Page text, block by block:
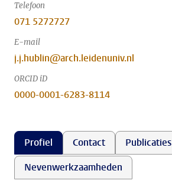
Telefoon
071 5272727
E-mail
j.j.hublin@arch.leidenuniv.nl
ORCID iD
0000-0001-6283-8114
Profiel Contact
Publicaties
Nevenwerkzaamheden